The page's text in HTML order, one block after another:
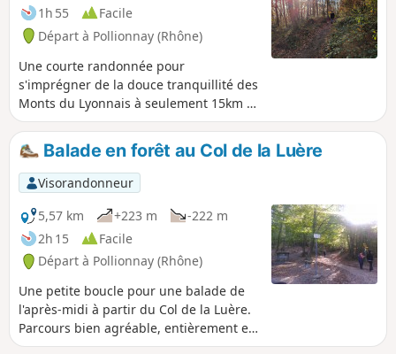
1h 55
Facile
Départ à Pollionnay (Rhône)
Une courte randonnée pour
s'imprégner de la douce tranquillité des
Monts du Lyonnais à seulement 15km à
vol d'oiseau de la Place Bellecour (Lyon).
Ce circuit se trouve également tout près
des communes voisines : Tassin,
Craponne, Saint-Genis-les-Ollières,et
Charbonnières-les-Bains. Vous
découvrirez le calme de la forêt avec
des arbres remarquables, la quiétude
de petits ruisseaux et des vues
imprenables sur Lyon. En prime, et
suivant les conditions, vue sur les Alpes
et le Mont Blanc.
Balade en forêt au Col de la Luère
Visorandonneur
5,57 km
+223 m
-222 m
2h 15
Facile
Départ à Pollionnay (Rhône)
Une petite boucle pour une balade de
l'après-midi à partir du Col de la Luère.
Parcours bien agréable, entièrement en
forêt, sur des chemins et sentiers